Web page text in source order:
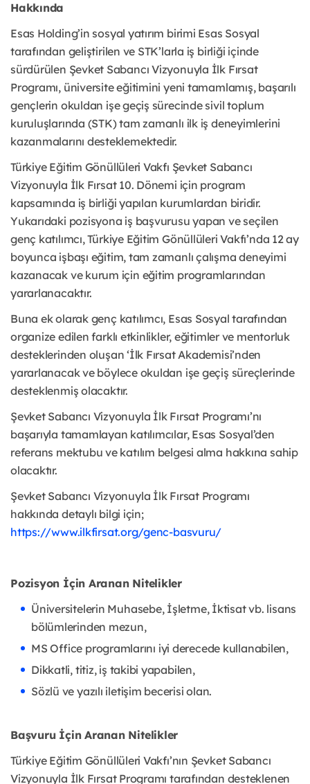
Hakkında
Esas Holding’in sosyal yatırım birimi Esas Sosyal
tarafından geliştirilen ve STK’larla iş birliği içinde
sürdürülen Şevket Sabancı Vizyonuyla İlk Fırsat
Programı, üniversite eğitimini yeni tamamlamış, başarılı
gençlerin okuldan işe geçiş sürecinde sivil toplum
kuruluşlarında (STK) tam zamanlı ilk iş deneyimlerini
kazanmalarını desteklemektedir.
Türkiye Eğitim Gönüllüleri Vakfı Şevket Sabancı
Vizyonuyla İlk Fırsat 10. Dönemi için program
kapsamında iş birliği yapılan kurumlardan biridir.
Yukarıdaki pozisyona iş başvurusu yapan ve seçilen
genç katılımcı, Türkiye Eğitim Gönüllüleri Vakfı’nda 12 ay
boyunca işbaşı eğitim, tam zamanlı çalışma deneyimi
kazanacak ve kurum için eğitim programlarından
yararlanacaktır.
Buna ek olarak genç katılımcı, Esas Sosyal tarafından
organize edilen farklı etkinlikler, eğitimler ve mentorluk
desteklerinden oluşan ‘İlk Fırsat Akademisi’nden
yararlanacak ve böylece okuldan işe geçiş süreçlerinde
desteklenmiş olacaktır.
Şevket Sabancı Vizyonuyla İlk Fırsat Programı’nı
başarıyla tamamlayan katılımcılar, Esas Sosyal’den
referans mektubu ve katılım belgesi alma hakkına sahip
olacaktır.
Şevket Sabancı Vizyonuyla İlk Fırsat Programı
hakkında detaylı bilgi için;
https://www.ilkfirsat.org/genc-basvuru/
Pozisyon İçin Aranan Nitelikler
Üniversitelerin Muhasebe, İşletme, İktisat vb. lisans
bölümlerinden mezun,
MS Office programlarını iyi derecede kullanabilen,
Dikkatli, titiz, iş takibi yapabilen,
Sözlü ve yazılı iletişim becerisi olan.
Başvuru İçin Aranan Nitelikler
Türkiye Eğitim Gönüllüleri Vakfı’nın Şevket Sabancı
Vizyonuyla İlk Fırsat Programı tarafından desteklenen